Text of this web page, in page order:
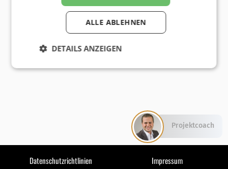
Datenschutzrichtlinien Impressum
ALLE ABLEHNEN
DETAILS ANZEIGEN
Projektcoach